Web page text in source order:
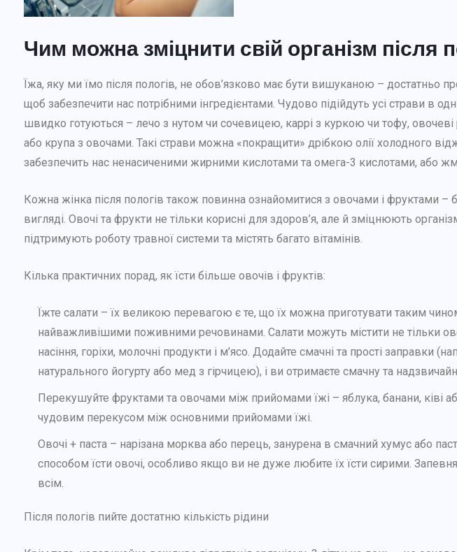
Чим можна зміцнити свій організм після
Їжа, яку ми їмо після пологів, не обов’язково має бути вишуканою – достатньо
щоб забезпечити нас потрібними інгредієнтами. Чудово підійдуть усі страви в
швидко готуються – лечо з нутом чи сочевицею, каррі з куркою чи тофу,
або крупа з овочами. Такі страви можна «покращити» дрібкою олії холодного
забезпечить нас ненасиченими жирними кислотами та омега-3 кислотами, або
Кожна жінка після пологів також повинна ознайомитися з овочами і фруктами –
вигляді. Овочі та фрукти не тільки корисні для здоров’я, але й зміцнюють
підтримують роботу травної системи та містять багато вітамінів.
Кілька практичних порад, як їсти більше овочів і фруктів:
Їжте салати – їх великою перевагою є те, що їх можна приготувати таким
найважливішими поживними речовинами. Салати можуть містити не тільки
насіння, горіхи, молочні продукти і м’ясо. Додайте смачні та прості заправки
натурального йогурту або мед з гірчицею), і ви отримаєте смачну та
Перекушуйте фруктами та овочами між прийомами їжі – яблука, банани, ківі
чудовим перекусом між основними прийомами їжі.
Овочі + паста – нарізана морква або перець, занурена в смачний хумус або
способом їсти овочі, особливо якщо ви не дуже любите їх їсти сирими.
всім.
Після пологів пийте достатню кількість рідини
ДБАЄМО ПРО СЕБЕ
Як розпізнати та подолати
29 ТРАВНЯ, 2025 24